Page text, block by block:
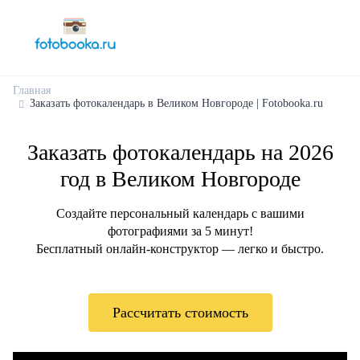
Главная
Заказать фотокалендарь в Великом Новгороде | Fotobooka.ru
Заказать фотокалендарь на 2026
год в Великом Новгороде
Создайте персональный календарь с вашими
фотографиями за 5 минут!
Бесплатный онлайн-конструктор — легко и быстро.
Рассчитать стоимость